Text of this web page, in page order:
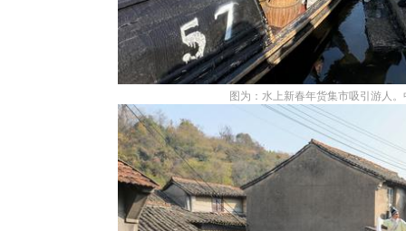
图为：水上新春年货集市吸引游人